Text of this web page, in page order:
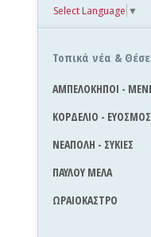
Select Language ▼
Τοπικά νέα &
ΑΜΠΕΛΟΚΗΠΟΙ -
ΚΟΡΔΕΛΙΟ - ΕΥΟΣΜΟΣ
ΝΕΑΠΟΛΗ - ΣΥΚΙΕΣ
ΠΑΥΛΟΥ ΜΕΛΑ
ΩΡΑΙΟΚΑΣΤΡΟ